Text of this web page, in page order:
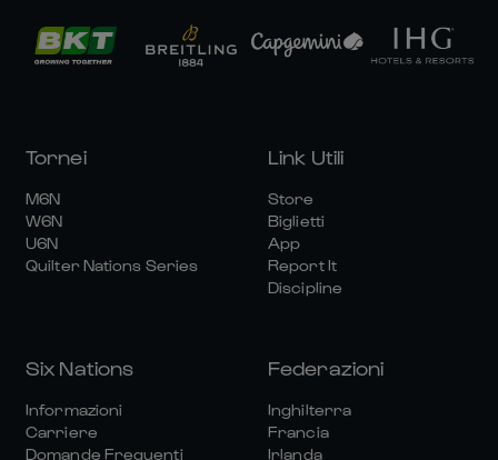
Tornei
M6N
W6N
U6N
Quilter Nations Series
Link Utili
Store
Biglietti
App
Report It
Discipline
Six Nations
Informazioni
Carriere
Domande Frequenti
Federazioni
Inghilterra
Francia
Irlanda